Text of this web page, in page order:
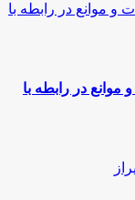
در رابطه با